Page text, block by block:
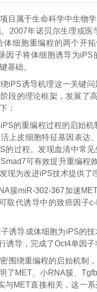
属于生命科学中生物学
2007年诺贝尔生理或医
体细胞重编程的两个开
因子将体细胞诱导为
基础。
诱导机理这一关键问
段的理论框架，发展了
：
的重编程过程的启始机
上皮细胞特征基因表达
的过程。发现血清中常
可有效提升重编程
现为改进iPS技术提供了
miR-302-367加速MET
取代诱导中的致癌因子
导成体细胞为iPS的技
诱导，完成了Oct4单因
绕重编程的启始机制，
了MET、小RNA簇、
与MET直接相关，这一